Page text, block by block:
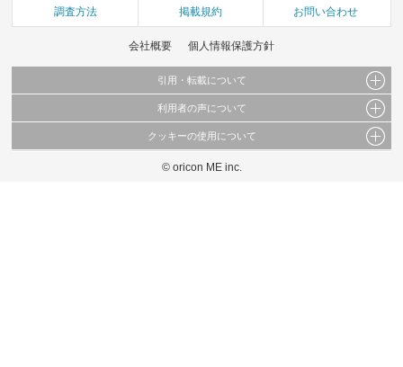
調査方法 掲載規約 お問い合わせ
会社概要 個人情報保護方針
引用・転載について
当サイトで公開されている情報（文字、写真、イラスト、画像データ等）及びこれらの配
これらの情報を権利者の許可なく無断転載・複製などの二次利用を行うことは固く禁じて
利用者の声について
当サイトに掲載している内容はすべてサービスの利用者が提出された見解・感想です。
弊社の見解・ 意見ではないことをご理解いただいた上でご覧ください。
クッキーの使用について
このサイトでは Cookie を使用して、ユーザーに合わせたコンテンツや広告の表示、ソー
© oricon ME inc.